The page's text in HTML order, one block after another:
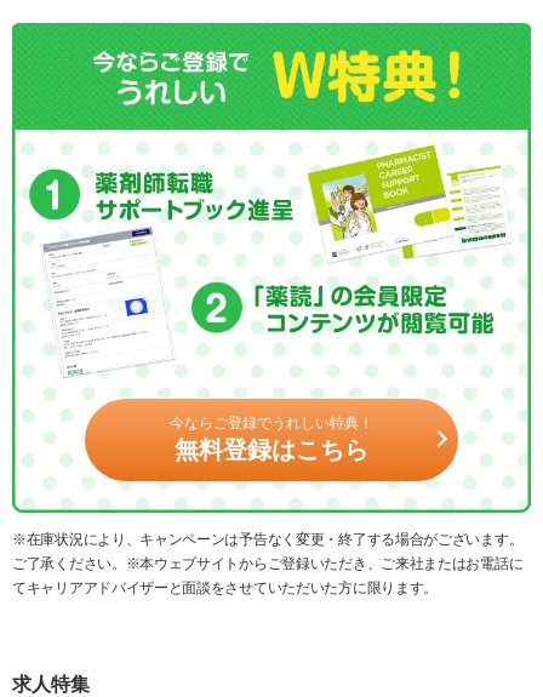
今ならご登録でうれしい特典！
無料登録はこちら
※在庫状況により、キャンペーンは予告なく変更・終了する場合がございます。
ご了承ください。※本ウェブサイトからご登録いただき、ご来社またはお電話に
てキャリアアドバイザーと面談をさせていただいた方に限ります。
求人特集